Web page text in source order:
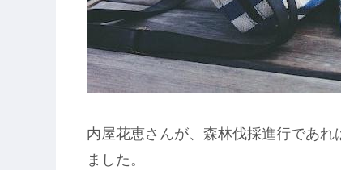
内屋花恵さんが、森林伐採進行であ
ました。